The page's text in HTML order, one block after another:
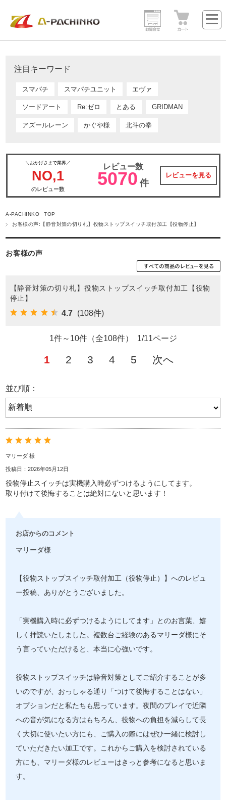
注目キーワード
スマパチ スマパチユニット エヴァ
ソードアート Re:ゼロ とある GRIDMAN
アズールレーン かぐや様 北斗の拳
＼おかげさまで業界／
NO,1
のレビュー数
レビュー数
5070 件
レビューを見る
A-PACHINKO TOP
お客様の声:【静音対策の切り札】役物ストップスイッチ取付加工【役物停止】
お客様の声
【静音対策の切り札】役物ストップスイッチ取付加工【役物
停止】
4.7 (108件)
1件～10件（全108件） 1/11ページ
1 2 3 4 5 次へ
並び順：
マリーダ 様
投稿日：2026年05月12日
役物停止スイッチは実機購入時必ずつけるようにしてます。
取り付けて後悔することは絶対にないと思います！
お店からのコメント
マリーダ様
【役物ストップスイッチ取付加工（役物停止）】へのレビュ
ー投稿、ありがとうございました。
「実機購入時に必ずつけるようにしてます」とのお言葉、嬉
しく拝読いたしました。複数台ご経験のあるマリーダ様にそ
う言っていただけると、本当に心強いです。
役物ストップスイッチは静音対策としてご紹介することが多
いのですが、おっしゃる通り「つけて後悔することはない」
オプションだと私たちも思っています。夜間のプレイで近隣
への音が気になる方はもちろん、役物への負担を減らして長
く大切に使いたい方にも、ご購入の際にはぜひ一緒に検討し
ていただきたい加工です。これからご購入を検討されている
方にも、マリーダ様のレビューはきっと参考になると思いま
す。